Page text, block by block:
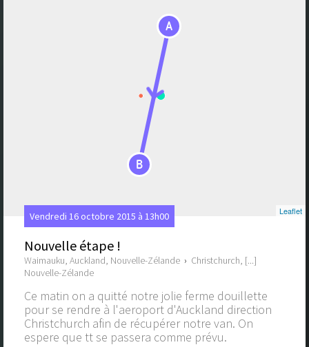
A
B
Leaflet
Vendredi 16 octobre 2015 à 13h00
Nouvelle étape !
Waimauku, Auckland, Nouvelle-Zélande › Christchurch, [...]
Nouvelle-Zélande
Ce matin on a quitté notre jolie ferme douillette
pour se rendre à l'aeroport d'Auckland direction
Christchurch afin de récupérer notre van. On
espere que tt se passera comme prévu.